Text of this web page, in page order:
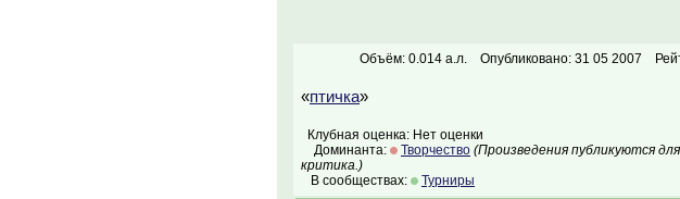
Объём: 0.014 а.л. Опубликовано: 31 05 2007
«птичка»
Клубная оценка: Нет оценки
Доминанта:
Творчество (Произведения публикуются
критика.)
В сообществах:
Турниры